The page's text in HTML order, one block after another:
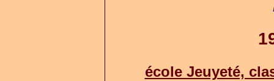
école Jeuyeté,